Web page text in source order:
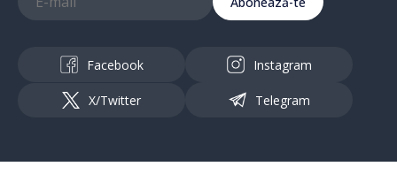
Facebook Instagram
X/Twitter Telegram